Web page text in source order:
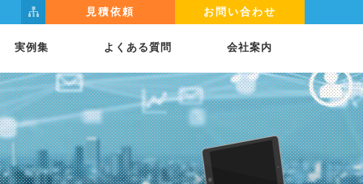
見積依頼 お問い合わせ
実例集 よくある質問 会社案内